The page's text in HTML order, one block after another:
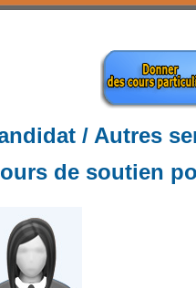
/ Autres
de soutien